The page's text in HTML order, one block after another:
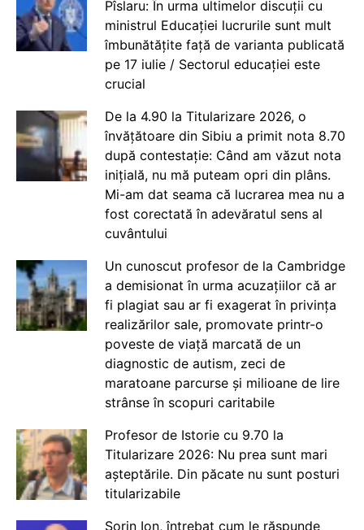
Pîslaru: În urma ultimelor discuții cu
ministrul Educației lucrurile sunt mult
îmbunătățite față de varianta publicată
pe 17 iulie / Sectorul educației este
crucial
De la 4.90 la Titularizare 2026, o
învățătoare din Sibiu a primit nota 8.70
după contestație: Când am văzut nota
inițială, nu mă puteam opri din plâns.
Mi-am dat seama că lucrarea mea nu a
fost corectată în adevăratul sens al
cuvântului
Un cunoscut profesor de la Cambridge
a demisionat în urma acuzațiilor că ar
fi plagiat sau ar fi exagerat în privința
realizărilor sale, promovate printr-o
poveste de viață marcată de un
diagnostic de autism, zeci de
maratoane parcurse și milioane de lire
strânse în scopuri caritabile
Profesor de Istorie cu 9.70 la
Titularizare 2026: Nu prea sunt mari
așteptările. Din păcate nu sunt posturi
titularizabile
Sorin Ion, întrebat cum le răspunde